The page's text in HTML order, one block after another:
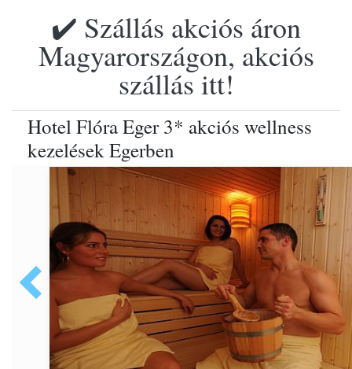
✔️ Szállás akciós áron
Magyarországon, akciós
szállás itt!
Hotel Flóra Eger 3* akciós wellness
kezelések Egerben